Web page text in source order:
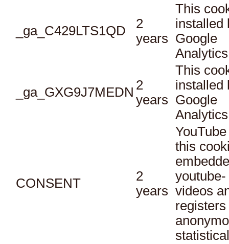
_ga_C429LTS1QD
2
years
This
installed
Google
_ga_GXG9J7MEDN 2
years
This
installed
Google
CONSENT
2
years
this
youtube-
videos
registers